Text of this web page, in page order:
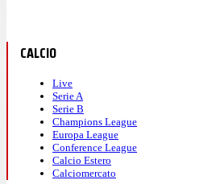
CALCIO
Live
Serie A
Serie B
Champions League
Europa League
Conference League
Calcio Estero
Calciomercato